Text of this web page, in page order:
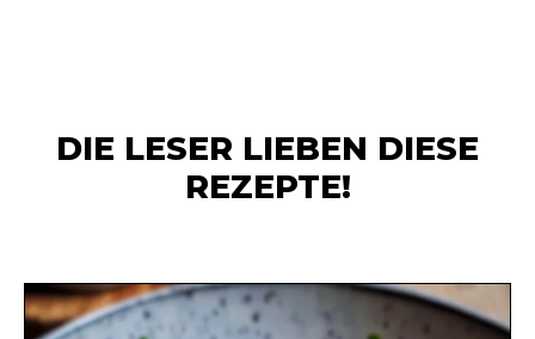
DIE LESER LIEBEN DIESE
REZEPTE!